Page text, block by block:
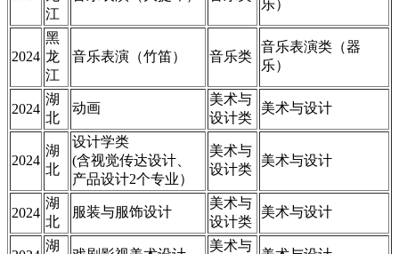
江
乐）
2024
黑
龙
江
音乐表演（竹笛） 音乐类
音乐表演类（器
乐）
2024
湖
北
动画
美术与
设计类
美术与设计
2024
湖
北
设计学类
(含视觉传达设计、
产品设计2个专业）
美术与
设计类
美术与设计
2024
湖
北
服装与服饰设计
美术与
设计类
美术与设计
湖
美术与